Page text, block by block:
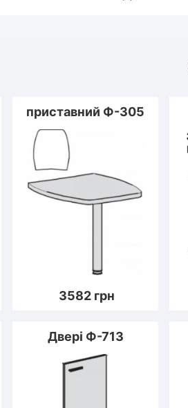
приставний Ф-305
3582 грн
Двері Ф-713